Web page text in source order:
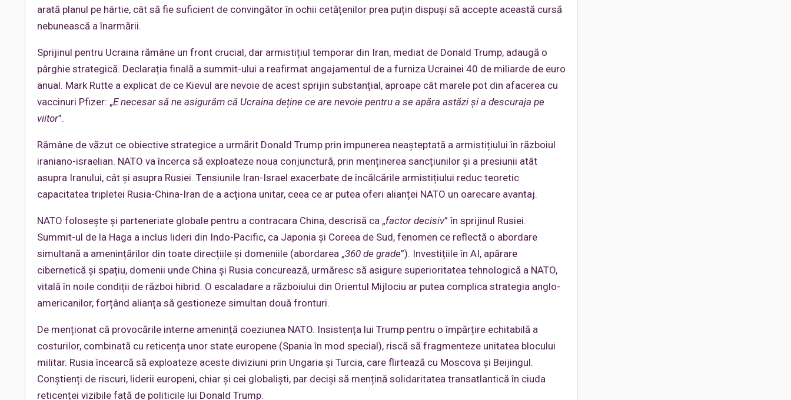
arată planul pe hârtie, cât să fie suficient de convingător în ochii cetățenilor prea puțin dispuși să accepte această cursă
nebunească a înarmării.
Sprijinul pentru Ucraina rămâne un front crucial, dar armistițiul temporar din Iran, mediat de Donald Trump, adaugă o
pârghie strategică. Declarația finală a summit-ului a reafirmat angajamentul de a furniza Ucrainei 40 de miliarde de euro
anual. Mark Rutte a explicat de ce Kievul are nevoie de acest sprijin substanțial, aproape cât marele pot din afacerea cu
vaccinuri Pfizer: „E necesar să ne asigurăm că Ucraina deține ce are nevoie pentru a se apăra astăzi și a descuraja pe
viitor”.
Rămâne de văzut ce obiective strategice a urmărit Donald Trump prin impunerea neașteptată a armistițiului în războiul
iraniano-israelian. NATO va încerca să exploateze noua conjunctură, prin menținerea sancțiunilor și a presiunii atât
asupra Iranului, cât și asupra Rusiei. Tensiunile Iran-Israel exacerbate de încălcările armistițiului reduc teoretic
capacitatea tripletei Rusia-China-Iran de a acționa unitar, ceea ce ar putea oferi alianței NATO un oarecare avantaj.
NATO folosește și parteneriate globale pentru a contracara China, descrisă ca „factor decisiv” în sprijinul Rusiei.
Summit-ul de la Haga a inclus lideri din Indo-Pacific, ca Japonia și Coreea de Sud, fenomen ce reflectă o abordare
simultană a amenințărilor din toate direcțiile și domeniile (abordarea „360 de grade”). Investițiile în AI, apărare
cibernetică și spațiu, domenii unde China și Rusia concurează, urmăresc să asigure superioritatea tehnologică a NATO,
vitală în noile condiții de război hibrid. O escaladare a războiului din Orientul Mijlociu ar putea complica strategia anglo-
americanilor, forțând alianța să gestioneze simultan două fronturi.
De menționat că provocările interne amenință coeziunea NATO. Insistența lui Trump pentru o împărțire echitabilă a
costurilor, combinată cu reticența unor state europene (Spania în mod special), riscă să fragmenteze unitatea blocului
militar. Rusia încearcă să exploateze aceste diviziuni prin Ungaria și Turcia, care flirtează cu Moscova și Beijingul.
Conștienți de riscuri, liderii europeni, chiar și cei globaliști, par deciși să mențină solidaritatea transatlantică în ciuda
reticenței vizibile față de politicile lui Donald Trump.